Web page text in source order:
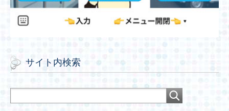
サイト内検索